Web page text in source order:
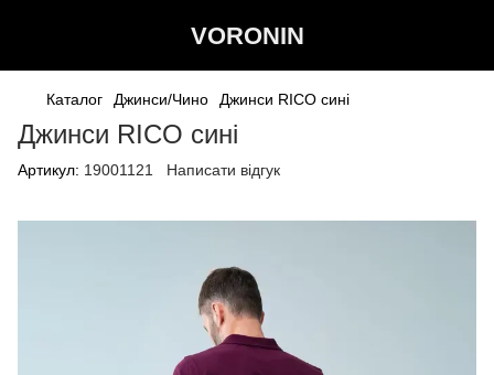
VORONIN
Каталог Джинси/Чино Джинси RICO сині
Джинси RICO сині
Артикул: 19001121 Написати відгук